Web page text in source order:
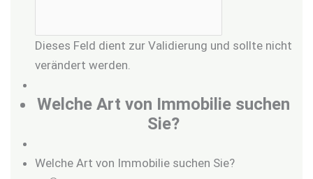
Dieses Feld dient zur Validierung und sollte nicht
verändert werden.
Welche Art von Immobilie suchen
Sie?
Welche Art von Immobilie suchen Sie?